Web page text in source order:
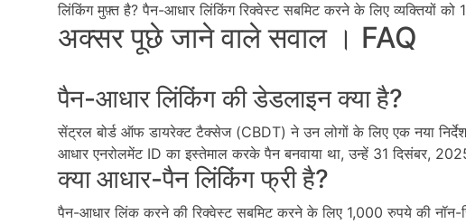
लिंकिंग मुफ़्त है? पैन-आधार लिंकिंग रिक्वेस्ट सबमिट करने के लिए व्यक्तियों
अक्सर पूछे जाने वाले सवाल । FAQ
पैन-आधार लिंकिंग की डेडलाइन क्या है?
सेंट्रल बोर्ड ऑफ डायरेक्ट टैक्सेज (CBDT) ने उन लोगों के लिए एक नया
आधार एनरोलमेंट ID का इस्तेमाल करके पैन बनवाया था, उन्हें 31 दिसंबर,
क्या आधार-पैन लिंकिंग फ्री है?
पैन-आधार लिंक करने की रिक्वेस्ट सबमिट करने के लिए 1,000 रुपये की नॉन-